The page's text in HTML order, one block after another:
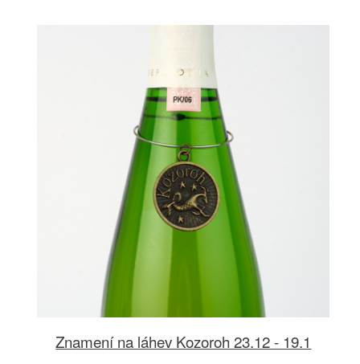
Znamení na láhev Kozoroh 23.12 - 19.1